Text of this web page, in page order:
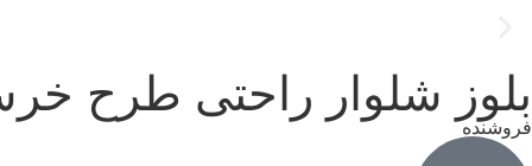
بلوز شلوار راحتی طرح خرسی 8 سال تا
فروشنده